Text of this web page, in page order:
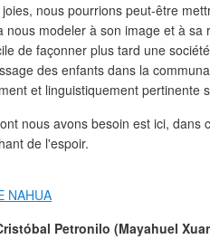
nous pourrions peut-être
nous modeler à son image et à
de façonner plus tard une
des enfants dans la
et linguistiquement pertinente
nous avons besoin est ici,
de l'espoir.
NAHUA
Petronilo (Mayahuel